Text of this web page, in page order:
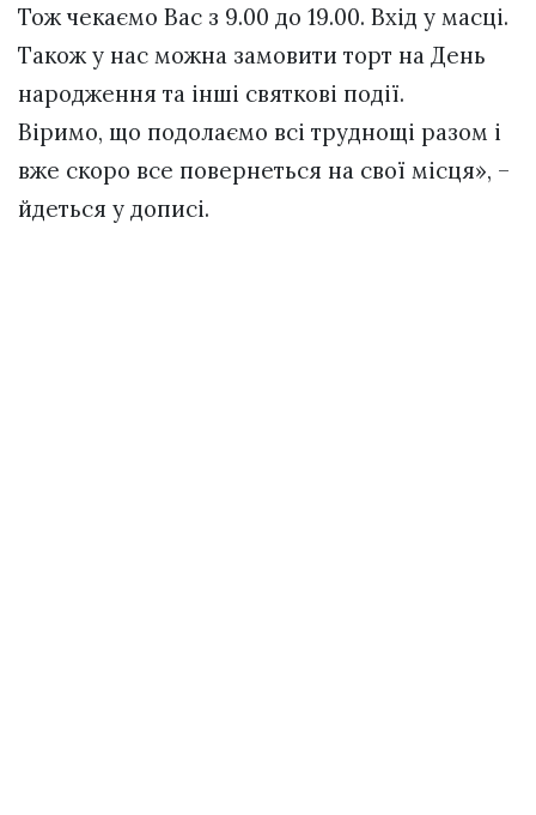
Тож чекаємо Вас з 9.00 до 19.00. Вхід у масці.
Також у нас можна замовити торт на День
народження та інші святкові події.
Віримо, що подолаємо всі труднощі разом і
вже скоро все повернеться на свої місця», –
йдеться у дописі.